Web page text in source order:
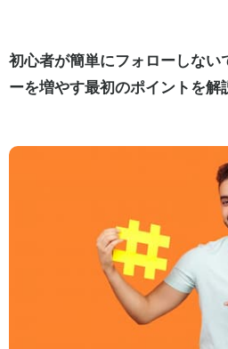
初心者が簡単にフォローしな
ーを増やす最初のポイントを解